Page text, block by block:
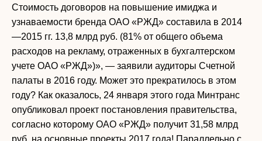
Стоимость договоров на повышение имиджа и
узнаваемости бренда ОАО «РЖД» составила в 2014
—2015 гг. 13,8 млрд руб. (81% от общего объема
расходов на рекламу, отраженных в бухгалтерском
учете ОАО «РЖД»)», — заявили аудиторы Счетной
палаты в 2016 году. Может это прекратилось в этом
году? Как оказалось, 24 января этого года Минтранс
опубликовал проект постановления правительства,
согласно которому ОАО «РЖД» получит 31,58 млрд
руб. на основные проекты 2017 года! Параллельно с